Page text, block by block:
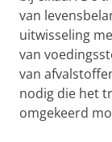
van
uitwisseling
van
van
nodig die het
omgekeerd